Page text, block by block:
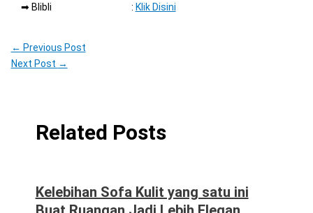
➡ Blibli : Klik Disini
← Previous Post
Next Post →
Related Posts
Kelebihan Sofa Kulit yang satu ini